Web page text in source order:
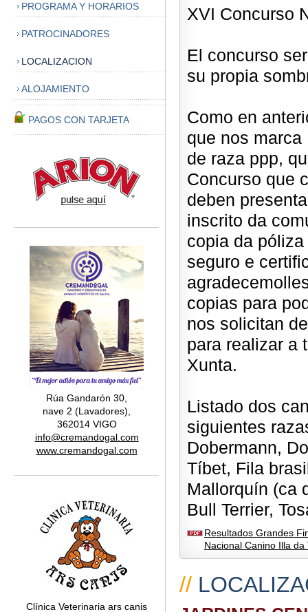
PROGRAMA Y HORARIOS
PATROCINADORES
LOCALIZACION
ALOJAMIENTO
PAGOS CON TARJETA
Rúa Gandarón 30,
nave 2 (Lavadores),
362014 VIGO
info@cremandogal.com
www.cremandogal.com
Clínica Veterinaria ars canis
XVI Concurso
El concurso
su propia
Como en
que nos
de raza ppp,
Concurso que
deben
inscrito da
copia da
seguro e
copias para
nos solicitan
para realizar a
Xunta.
Listado dos
siguientes
Dobermann,
Tíbet, Fila
Mallorquín (ca
Bull Terrier,
Resultados Grandes
Nacional Canino Illa da
//